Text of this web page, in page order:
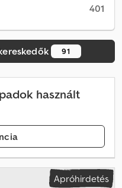
401
91
használt
Apróhirdetés